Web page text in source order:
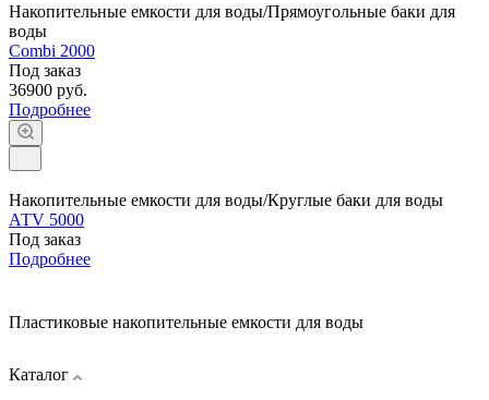
Накопительные емкости для воды/Прямоугольные баки для
воды
Combi 2000
Под заказ
36900 руб.
Подробнее
Накопительные емкости для воды/Круглые баки для воды
АТV 5000
Под заказ
Подробнее
Пластиковые накопительные емкости для воды
Каталог